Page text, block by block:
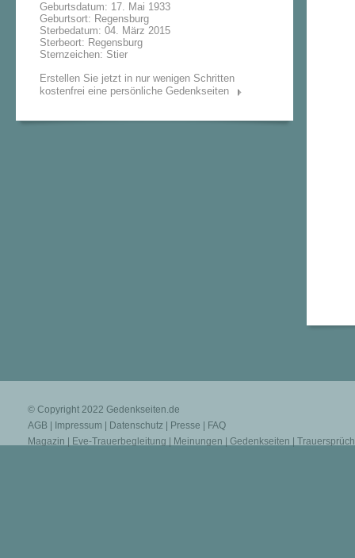
Geburtsdatum: 17. Mai 1933
Geburtsort: Regensburg
Sterbedatum: 04. März 2015
Sterbeort: Regensburg
Sternzeichen: Stier
Erstellen Sie jetzt in nur wenigen Schritten
kostenfrei eine persönliche Gedenkseiten
© Copyright 2022 Gedenkseiten.de
AGB
Impressum Datenschutz Presse
FAQ
Magazin
Eve-Trauerbegleitung Meinungen Gedenkseiten